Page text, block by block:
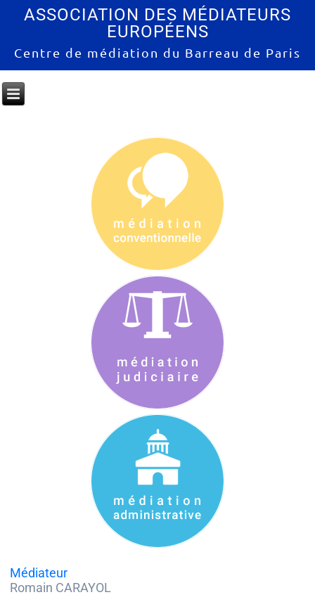
ASSOCIATION DES MÉDIATEURS
EUROPÉENS
Centre de médiation du Barreau de Paris
Médiateur
Romain CARAYOL